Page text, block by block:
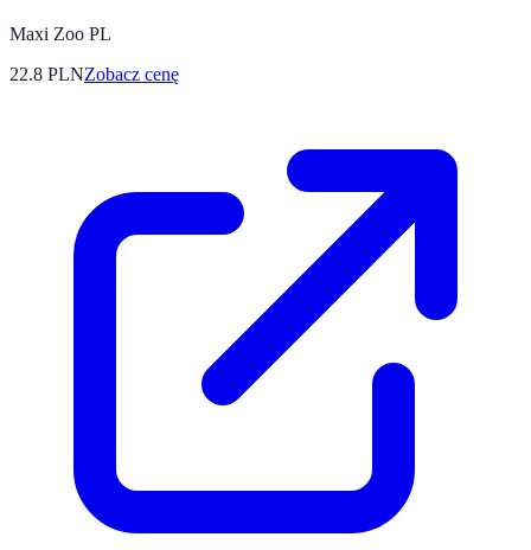
Maxi Zoo PL
22.8 PLNZobacz cenę